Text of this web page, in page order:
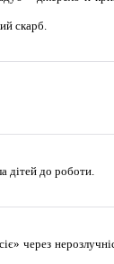
скарб.
дітей до роботи.
через